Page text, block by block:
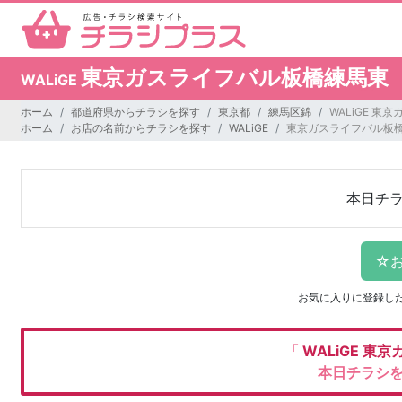
WALiGE 東京ガスライフバル板橋練馬東
ホーム 都道府県からチラシを探す 東京都 練馬区錦
WALiGE 東京
ホーム
お店の名前からチラシを探す WALiGE 東京ガスライフバル板
本日チ
お気に入りに登録し
「 WALiGE 東京
本日チラシ